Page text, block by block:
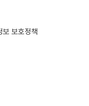
보 보호정책